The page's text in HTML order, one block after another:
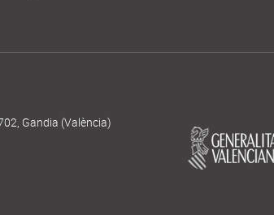
Gandia (València)